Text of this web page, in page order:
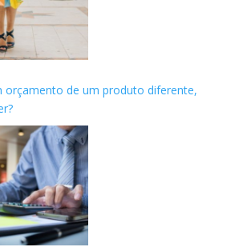
orçamento de um produto diferente,